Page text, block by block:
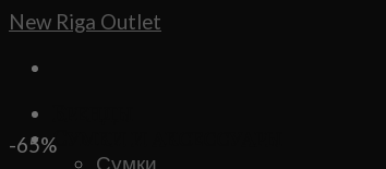
Skip
content
New Riga Outlet
Сумки и аксессуары
Сумки
-65%